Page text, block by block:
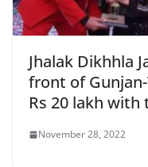
Jhalak Dikhhla
front of
Rs 20 lakh with
November 28, 2022